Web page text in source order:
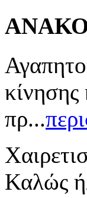
πρ...
Καλώς